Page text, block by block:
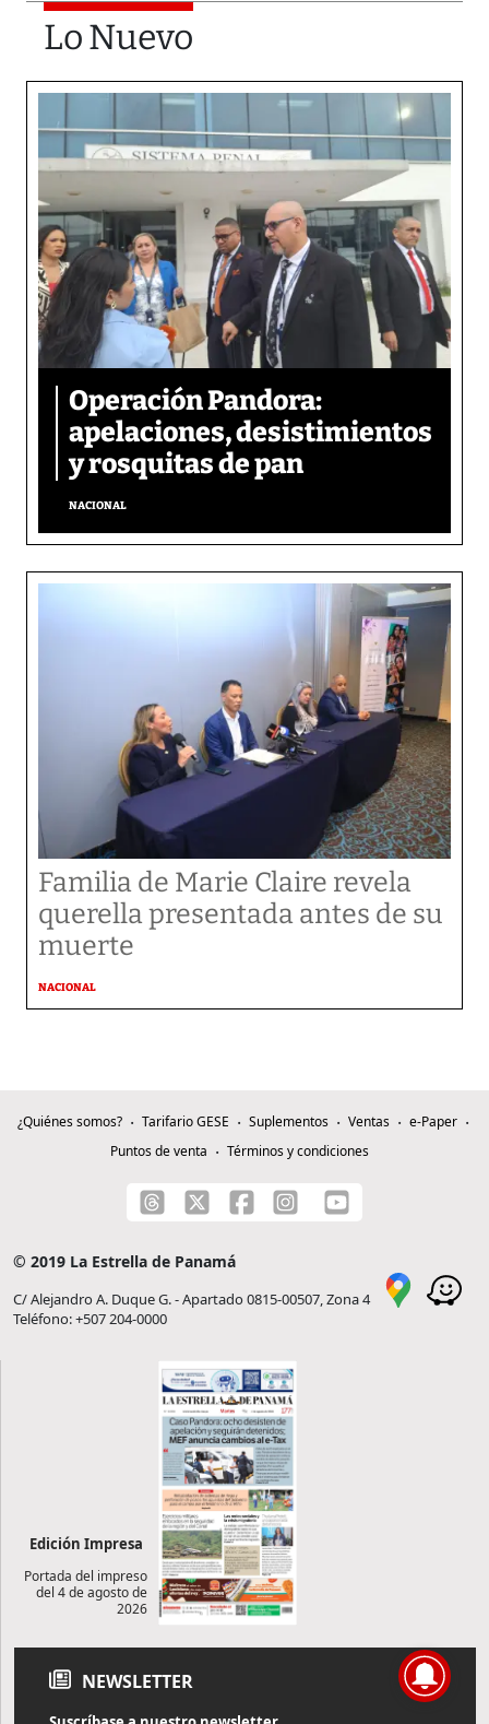
Lo Nuevo
Operación Pandora:
apelaciones, desistimientos
y rosquitas de pan
NACIONAL
Familia de Marie Claire revela
querella presentada antes de su
muerte
NACIONAL
¿Quiénes somos? Tarifario GESE Suplementos Ventas
e-Paper
Puntos de venta
Términos y condiciones
© 2019 La Estrella de Panamá
C/ Alejandro A. Duque G. - Apartado 0815-00507, Zona 4
Teléfono: +507 204-0000
Edición Impresa
Portada del impreso
del 4 de agosto de
2026
NEWSLETTER